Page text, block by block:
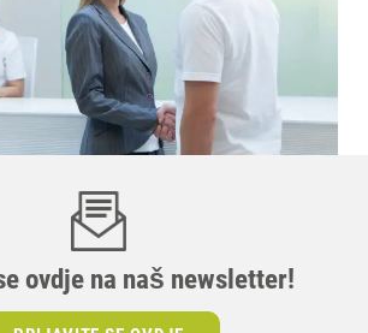
ovdje na naš newsletter!